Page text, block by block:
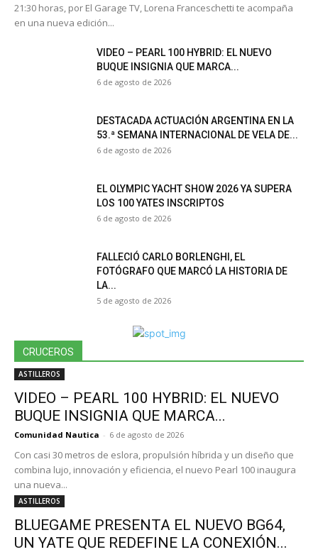
21:30 horas, por El Garage TV, Lorena Franceschetti te acompaña
en una nueva edición...
VIDEO – PEARL 100 HYBRID: EL NUEVO
BUQUE INSIGNIA QUE MARCA...
6 de agosto de 2026
DESTACADA ACTUACIÓN ARGENTINA EN LA
53.ª SEMANA INTERNACIONAL DE VELA DE...
6 de agosto de 2026
EL OLYMPIC YACHT SHOW 2026 YA SUPERA
LOS 100 YATES INSCRIPTOS
6 de agosto de 2026
FALLECIÓ CARLO BORLENGHI, EL
FOTÓGRAFO QUE MARCÓ LA HISTORIA DE
LA...
5 de agosto de 2026
CRUCEROS
ASTILLEROS
VIDEO – PEARL 100 HYBRID: EL NUEVO
BUQUE INSIGNIA QUE MARCA...
Comunidad Nautica - 6 de agosto de 2026
Con casi 30 metros de eslora, propulsión híbrida y un diseño que
combina lujo, innovación y eficiencia, el nuevo Pearl 100 inaugura
una nueva...
ASTILLEROS
BLUEGAME PRESENTA EL NUEVO BG64,
UN YATE QUE REDEFINE LA CONEXIÓN...